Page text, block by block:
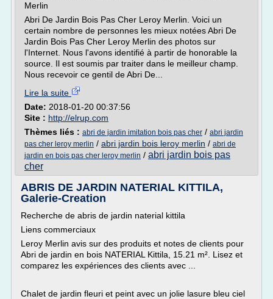
Merlin
Abri De Jardin Bois Pas Cher Leroy Merlin. Voici un
certain nombre de personnes les mieux notées Abri De
Jardin Bois Pas Cher Leroy Merlin des photos sur
l'Internet. Nous l'avons identifié à partir de honorable la
source. Il est soumis par traiter dans le meilleur champ.
Nous recevoir ce gentil de Abri De...
Lire la suite
Date: 2018-01-20 00:37:56
Site : http://elrup.com
Thèmes liés : abri de jardin imitation bois pas cher / abri jardin
pas cher leroy merlin / abri jardin bois leroy merlin / abri de
jardin en bois pas cher leroy merlin / abri jardin bois pas
cher
ABRIS DE JARDIN NATERIAL KITTILA,
Galerie-Creation
Recherche de abris de jardin naterial kittila
Liens commerciaux
Leroy Merlin avis sur des produits et notes de clients pour
Abri de jardin en bois NATERIAL Kittila, 15.21 m². Lisez et
comparez les expériences des clients avec ...
Chalet de jardin fleuri et peint avec un jolie lasure bleu ciel